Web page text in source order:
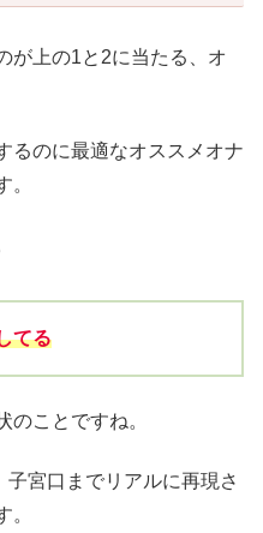
が上の1と2に当たる、オ
るのに最適なオススメオナ
。
てる
のことですね。
宮口までリアルに再現さ
。